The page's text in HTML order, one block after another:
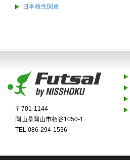
日本植生関連
〒701-1144
岡山県岡山市栢谷1050-1
TEL 086-294-1536